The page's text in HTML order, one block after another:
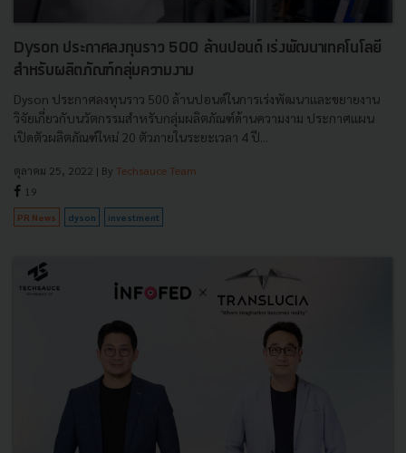
Dyson ประกาศลงทุนราว 500 ล้านปอนด์ เร่งพัฒนาเทคโนโลยี
สำหรับผลิตภัณฑ์กลุ่มความงาม
Dyson ประกาศลงทุนราว 500 ล้านปอนด์ในการเร่งพัฒนาและขยายงาน
วิจัยเกี่ยวกับนวัตกรรมสำหรับกลุ่มผลิตภัณฑ์ด้านความงาม ประกาศแผน
เปิดตัวผลิตภัณฑ์ใหม่ 20 ตัวภายในระยะเวลา 4 ปี...
ตุลาคม 25, 2022 | By Techsauce Team
19
PR News dyson investment